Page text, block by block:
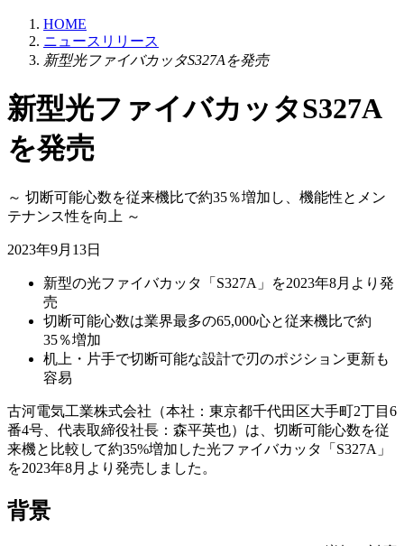
HOME
ニュースリリース
新型光ファイバカッタS327Aを発売
新型光ファイバカッタS327A
を発売
～ 切断可能心数を従来機比で約35％増加し、機能性とメン
テナンス性を向上 ～
2023年9月13日
新型の光ファイバカッタ「S327A」を2023年8月より発
売
切断可能心数は業界最多の65,000心と従来機比で約
35％増加
机上・片手で切断可能な設計で刃のポジション更新も
容易
古河電気工業株式会社（本社：東京都千代田区大手町2丁目6
番4号、代表取締役社長：森平英也）は、切断可能心数を従
来機と比較して約35%増加した光ファイバカッタ「S327A」
を2023年8月より発売しました。
背景